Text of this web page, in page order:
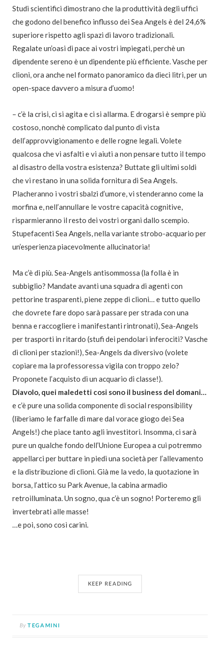
Studi scientifici dimostrano che la produttività degli uffici
che godono del benefico influsso dei Sea Angels è del 24,6%
superiore rispetto agli spazi di lavoro tradizionali.
Regalate un’oasi di pace ai vostri impiegati, perchè un
dipendente sereno è un dipendente più efficiente. Vasche per
clioni, ora anche nel formato panoramico da dieci litri, per un
open-space davvero a misura d’uomo!
– c’è la crisi, ci si agita e ci si allarma. E drogarsi è sempre più
costoso, nonchè complicato dal punto di vista
dell’approvvigionamento e delle rogne legali. Volete
qualcosa che vi asfalti e vi aiuti a non pensare tutto il tempo
al disastro della vostra esistenza? Buttate gli ultimi soldi
che vi restano in una solida fornitura di Sea Angels.
Placheranno i vostri sbalzi d’umore, vi stenderanno come la
morfina e, nell’annullare le vostre capacità cognitive,
risparmieranno il resto dei vostri organi dallo scempio.
Stupefacenti Sea Angels, nella variante strobo-acquario per
un’esperienza piacevolmente allucinatoria!
Ma c’è di più. Sea-Angels antisommossa (la folla è in
subbiglio? Mandate avanti una squadra di agenti con
pettorine trasparenti, piene zeppe di clioni… e tutto quello
che dovrete fare dopo sarà passare per strada con una
benna e raccogliere i manifestanti rintronati), Sea-Angels
per trasporti in ritardo (stufi dei pendolari inferociti? Vasche
di clioni per stazioni!), Sea-Angels da diversivo (volete
copiare ma la professoressa vigila con troppo zelo?
Proponete l’acquisto di un acquario di classe!).
Diavolo, quei maledetti cosi sono il business del domani…
e c’è pure una solida componente di social responsibility
(liberiamo le farfalle di mare dal vorace giogo dei Sea
Angels!) che piace tanto agli investitori. Insomma, ci sarà
pure un qualche fondo dell’Unione Europea a cui potremmo
appellarci per buttare in piedi una società per l’allevamento
e la distribuzione di clioni. Già me la vedo, la quotazione in
borsa, l’attico su Park Avenue, la cabina armadio
retroilluminata. Un sogno, qua c’è un sogno! Porteremo gli
invertebrati alle masse!
…e poi, sono così carini.
KEEP READING
By TEGAMINI